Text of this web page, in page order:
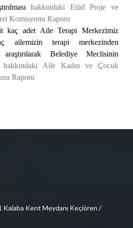
hakkındaki Etüd Proje ve
Komisyonu Raporu
kaç adet Aile Terapi Merkezimiz
ailemizin terapi merkezinden
araştırılarak Belediye Meclisinin
hakkındaki Aile Kadın ve Çocuk
Raporu
Kalaba Kent Meydanı Keçiören /